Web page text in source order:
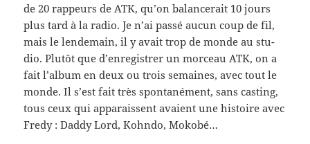
de 20 rappeurs de ATK, qu’on bal­ancerait 10 jours
plus tard à la radio. Je n’ai passé aucun coup de fil,
mais le lende­main, il y avait trop de monde au stu­
dio. Plutôt que d’enregistrer un morceau ATK, on a
fait l’album en deux ou trois semaines, avec tout le
monde. Il s’est fait très spon­tané­ment, sans cast­ing,
tous ceux qui appa­rais­sent avaient une his­toire avec
Fredy : Daddy Lord, Kohndo, Mokobé…